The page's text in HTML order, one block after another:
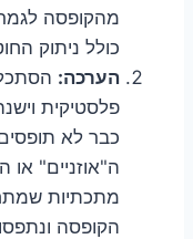
מהקופסה
כולל ניתוק
הערכה:
פלסטיקית
כבר לא
ה"אוזניים" או
מתכתיות
הקופסה